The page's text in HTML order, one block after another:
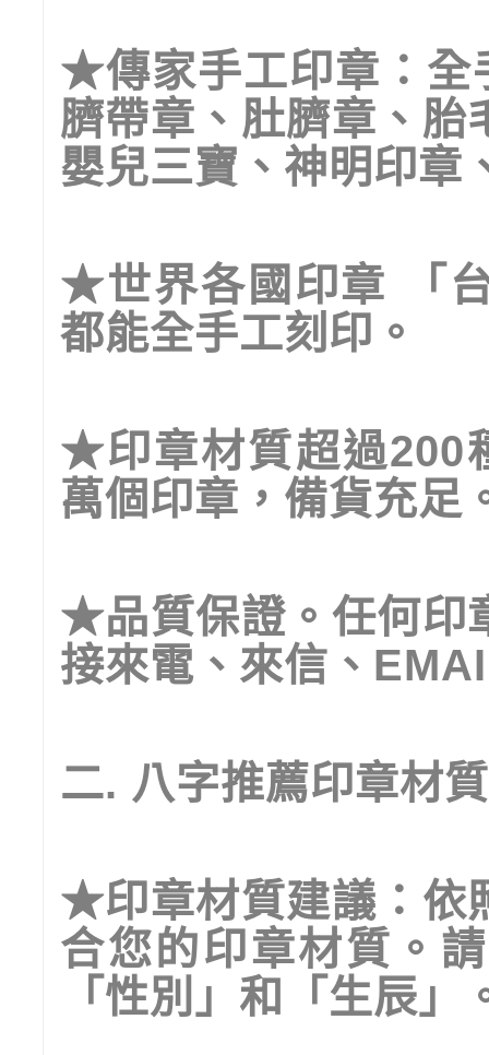
★傳家手工印章：全
臍帶章、肚臍章、胎
嬰兒三寶、神明印章
★世界各國印章
「
都能全手工刻印。
★印章材質超過200
萬個印章，備貨充足
★品質保證。任何印
接來電、來信、
二. 八字推薦印章材
★印章材質建議：依
合您的印章材質。
「性別」和「生辰